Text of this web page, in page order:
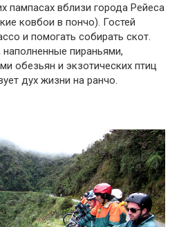
пампасах вблизи города Рейеса
ковбои в пончо). Гостей
и помогать собирать скот.
пираньями,
обезьян и экзотических птиц
дух жизни на ранчо.